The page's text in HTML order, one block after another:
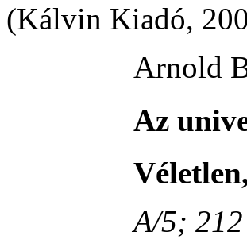
(Kálvin Kiadó,
Arnold
Az
A/5;